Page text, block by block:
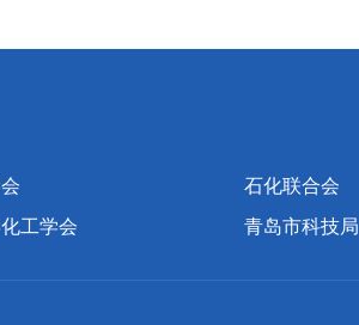
石化联合会
工学会 青岛市科技局